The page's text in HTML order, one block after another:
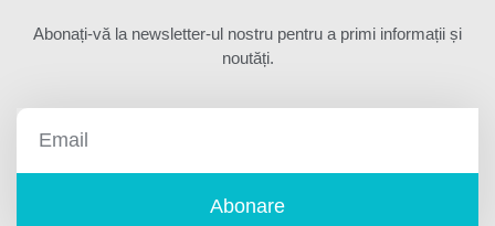
Abonați-vă la newsletter-ul nostru pentru a primi informații și
noutăți.
Abonare